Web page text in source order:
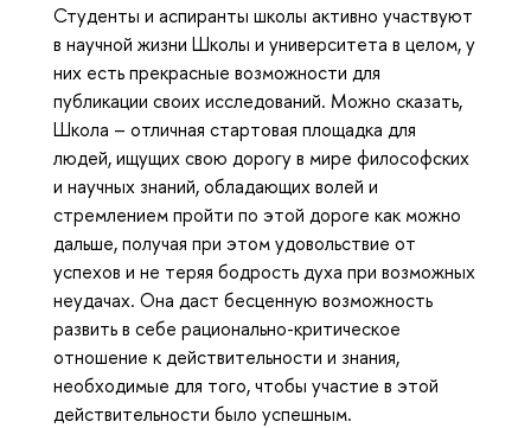
Студенты и аспиранты школы активно участвуют
в научной жизни Школы и университета в целом, у
них есть прекрасные возможности для
публикации своих исследований. Можно сказать,
Школа – отличная стартовая площадка для
людей, ищущих свою дорогу в мире философских
и научных знаний, обладающих волей и
стремлением пройти по этой дороге как можно
дальше, получая при этом удовольствие от
успехов и не теряя бодрость духа при возможных
неудачах. Она даст бесценную возможность
развить в себе рационально-критическое
отношение к действительности и знания,
необходимые для того, чтобы участие в этой
действительности было успешным.